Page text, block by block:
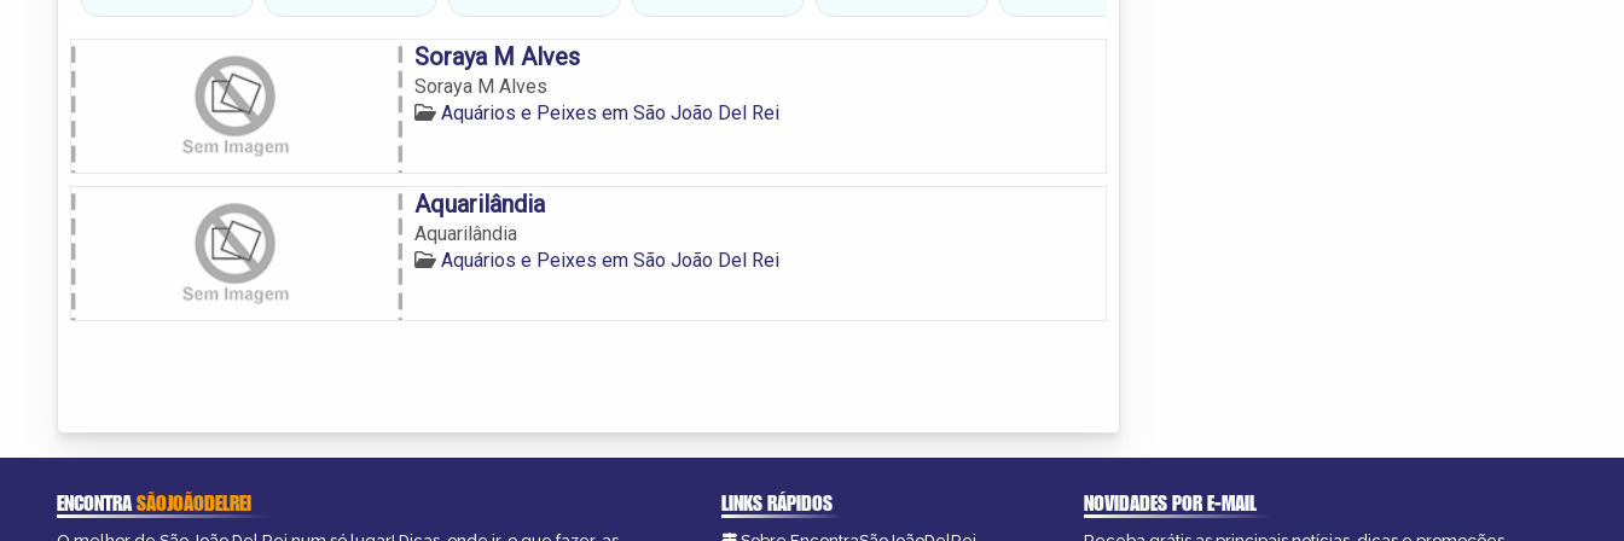
Soraya M Alves
Soraya M Alves
Aquários e Peixes em São João Del Rei
Aquarilândia
Aquarilândia
Aquários e Peixes em São João Del Rei
ENCONTRASÃOJOÃODELREI LINKS RÁPIDOS NOVIDADES POR E-MAIL